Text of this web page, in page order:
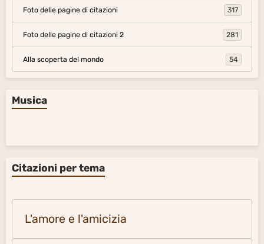
Foto delle pagine di citazioni 317
Foto delle pagine di citazioni 2 281
Alla scoperta del mondo 54
Musica
Citazioni per tema
L'amore e l'amicizia